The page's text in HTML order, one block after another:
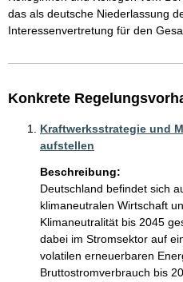
das als deutsche Niederlassung
Interessenvertretung für den
Konkrete
Kraftwerksstrategie und
aufstellen
Beschreibung:
Deutschland befindet sich
klimaneutralen Wirtschaft
Klimaneutralität bis 2045
dabei im Stromsektor auf
volatilen erneuerbaren
Bruttostromverbrauch bis